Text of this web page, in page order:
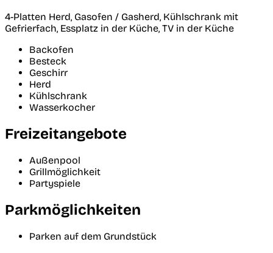
4-Platten Herd, Gasofen / Gasherd, Kühlschrank mit
Gefrierfach, Essplatz in der Küche, TV in der Küche
Backofen
Besteck
Geschirr
Herd
Kühlschrank
Wasserkocher
Freizeitangebote
Außenpool
Grillmöglichkeit
Partyspiele
Parkmöglichkeiten
Parken auf dem Grundstück